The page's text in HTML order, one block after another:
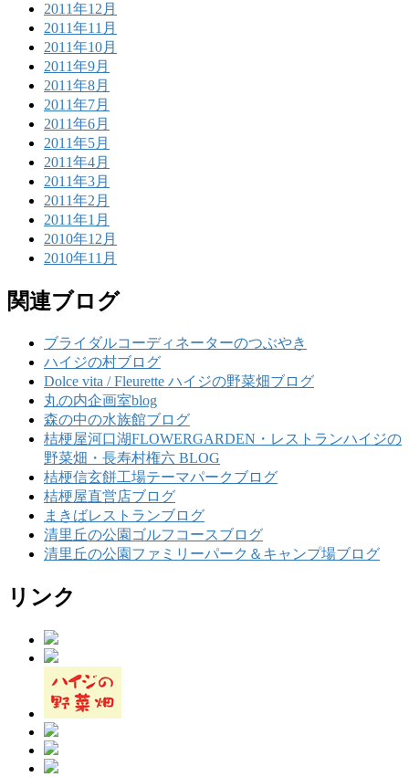
2011年12月
2011年11月
2011年10月
2011年9月
2011年8月
2011年7月
2011年6月
2011年5月
2011年4月
2011年3月
2011年2月
2011年1月
2010年12月
2010年11月
関連ブログ
ブライダルコーディネーターのつぶやき
ハイジの村ブログ
Dolce vita / Fleurette ハイジの野菜畑ブログ
丸の内企画室blog
森の中の水族館ブログ
桔梗屋河口湖FLOWERGARDEN・レストランハイジの
野菜畑・長寿村権六 BLOG
桔梗信玄餅工場テーマパークブログ
桔梗屋直営店ブログ
まきばレストランブログ
清里丘の公園ゴルフコースブログ
清里丘の公園ファミリーパーク＆キャンプ場ブログ
リンク